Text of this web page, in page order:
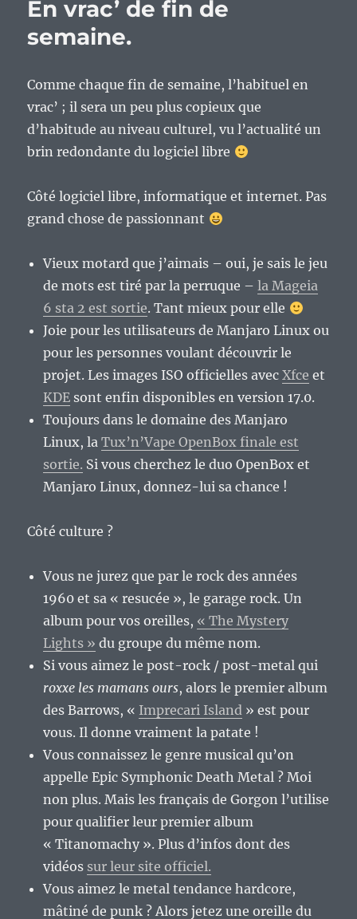
:
une
mythologie
grecque,
une
metal
secouez-
:)
En vrac’ de fin de
semaine.
Comme chaque fin de semaine, l’habituel en
vrac’ ; il sera un peu plus copieux que
d’habitude au niveau culturel, vu l’actualité un
brin redondante du logiciel libre
Côté logiciel libre, informatique et internet. Pas
grand chose de passionnant
Vieux motard que j’aimais – oui, je sais le jeu
de mots est tiré par la perruque –la Mageia
6 sta 2 est sortie. Tant mieux pour elle
Joie pour les utilisateurs de Manjaro Linux ou
pour les personnes voulant découvrir le
projet. Les images ISO officielles avecXfce et
KDE sont enfin disponibles en version 17.0.
Toujours dans le domaine des Manjaro
Linux, laTux’n’Vape OpenBox finale est
sortie. Si vous cherchez le duo OpenBox et
Manjaro Linux, donnez-lui sa chance !
Côté culture ?
Vous ne jurez que par le rock des années
1960 et sa « resucée », le garage rock. Un
album pour vos oreilles, « The Mystery
Lights » du groupe du même nom.
Si vous aimez le post-rock / post-metal qui
roxxe les mamans ours, alors le premier album
des Barrows, « Imprecari Island » est pour
vous. Il donne vraiment la patate !
Vous connaissez le genre musical qu’on
appelle Epic Symphonic Death Metal ? Moi
non plus. Mais les français de Gorgon l’utilise
pour qualifier leur premier album
« Titanomachy ». Plus d’infos dont des
vidéos sur leur site officiel.
Vous aimez le metal tendance hardcore,
mâtiné de punk ? Alors jetez une oreille du